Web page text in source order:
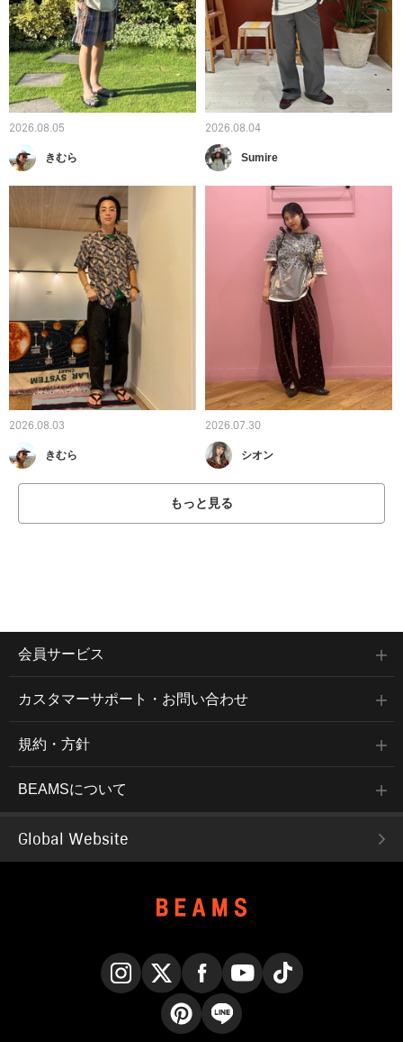
2026.08.05
きむら
2026.08.04
Sumire
2026.08.03
きむら
2026.07.30
シオン
もっと見る
会員サービス
カスタマーサポート・お問い合わせ
規約・方針
BEAMSについて
Global Website